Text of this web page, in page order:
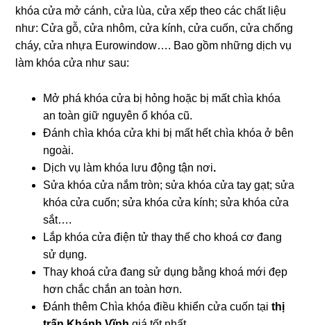
khóa cửa mở cánh, cửa lùa, cửa xếp theo các chất liệu
như: Cửa gỗ, cửa nhôm, cửa kính, cửa cuốn, cửa chống
cháy, cửa nhựa Eurowindow…. Bao gồm những dịch vụ
làm khóa cửa như sau:
Mở phá khóa cửa bị hỏng hoặc bị mất chìa khóa
an toàn giữ nguyên ổ khóa cũ.
Đánh chìa khóa cửa khi bị mất hết chìa khóa ở bên
ngoài.
Dịch vụ làm khóa lưu động tận nơi.
Sửa khóa cửa nắm tròn; sửa khóa cửa tay gạt; sửa
khóa cửa cuốn; sửa khóa cửa kính; sửa khóa cửa
sắt….
Lắp khóa cửa điện tử thay thế cho khoá cơ đang
sử dụng.
Thay khoá cửa đang sử dụng bằng khoá mới đẹp
hơn chắc chắn an toàn hơn.
Đánh thêm Chìa khóa điều khiển cửa cuốn tạithị